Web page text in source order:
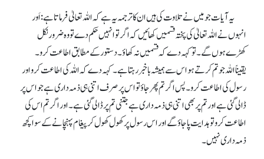
یہ آیات جو میں نے تلاوت کی ہیں ان کا ترجمہ یہ ہے کہ اللہ تعالیٰ فرماتا ہے: اَور
انہوں نے اللہ تعالیٰ کی پختہ قسمیں کھائیں کہ اگر تو انہیں حکم دے تو وہ ضرور نکل
کھڑے ہوں گے۔ تو کہہ دے کہ قسمیں نہ کھاؤ۔ دستور کے مطابق اطاعت کرو۔
یقیناًاللہ جو تم کرتے ہو اس سے ہمیشہ باخبر رہتا ہے۔کہہ دے کہ اللہ کی اطاعت کرو اور
رسول کی اطاعت کرو۔ پس اگر تم پھر جاؤ تو اس پر صرف اتنی ہی ذمہ داری ہے جو اس پر
ڈالی گئی ہے اور تم پر بھی اتنی ہی ذمہ داری ہے جتنی تم پر ڈالی گئی ہے۔ اور اگر تم اس کی
اطاعت کرو تو ہدایت پا جاؤ گے اور اس رسول پر کھول کھول کر پیغام پہنچانے کے سوا کچھ
ذمہ داری نہیں۔